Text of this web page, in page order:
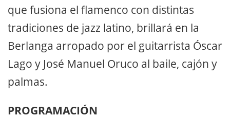
que fusiona el flamenco con distintas
tradiciones de jazz latino, brillará en la
Berlanga arropado por el guitarrista Óscar
Lago y José Manuel Oruco al baile, cajón y
palmas.
PROGRAMACIÓN